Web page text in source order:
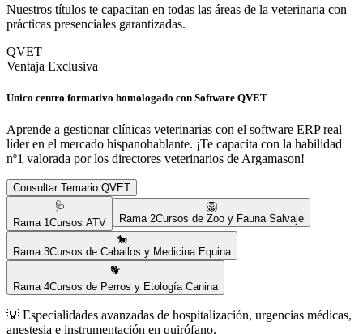
Nuestros títulos te capacitan en todas las áreas de la veterinaria con
prácticas presenciales garantizadas.
QVET
Ventaja Exclusiva
Único centro formativo homologado con Software QVET
Aprende a gestionar clínicas veterinarias con el software ERP real
líder en el mercado hispanohablante. ¡Te capacita con la habilidad
nº1 valorada por los directores veterinarios de Argamason!
Consultar Temario QVET
🩺
Rama 1Cursos ATV
🦁
Rama 2Cursos de Zoo y Fauna Salvaje
🐎
Rama 3Cursos de Caballos y Medicina Equina
🐕
Rama 4Cursos de Perros y Etología Canina
💡 Especialidades avanzadas de hospitalización, urgencias médicas,
anestesia e instrumentación en quirófano.